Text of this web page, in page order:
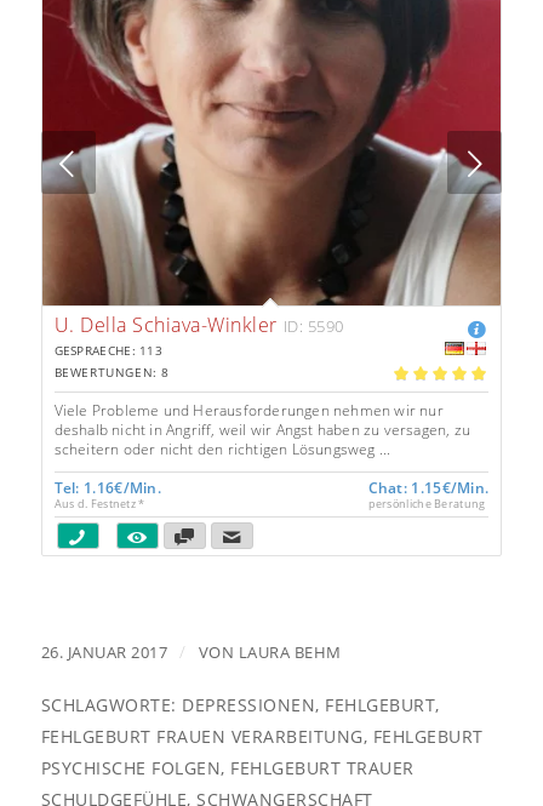
U. Della Schiava-Winkler ID: 5590
GESPRAECHE: 113
5.00
BEWERTUNGEN: 8
Viele Probleme und Herausforderungen nehmen wir nur
deshalb nicht in Angriff, weil wir Angst haben zu versagen, zu
scheitern oder nicht den richtigen Lösungsweg ...
Tel: 1.16€/Min.
Aus d. Festnetz *
Chat: 1.15€/Min.
persönliche Beratung
Next
26. JANUAR 2017 / VON LAURA BEHM
SCHLAGWORTE: DEPRESSIONEN, FEHLGEBURT,
FEHLGEBURT FRAUEN VERARBEITUNG, FEHLGEBURT
PSYCHISCHE FOLGEN, FEHLGEBURT TRAUER
SCHULDGEFÜHLE, SCHWANGERSCHAFT